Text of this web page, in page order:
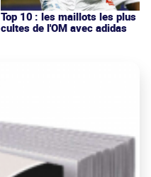
Top 10 : les maillots les plus
cultes de l'OM avec adidas